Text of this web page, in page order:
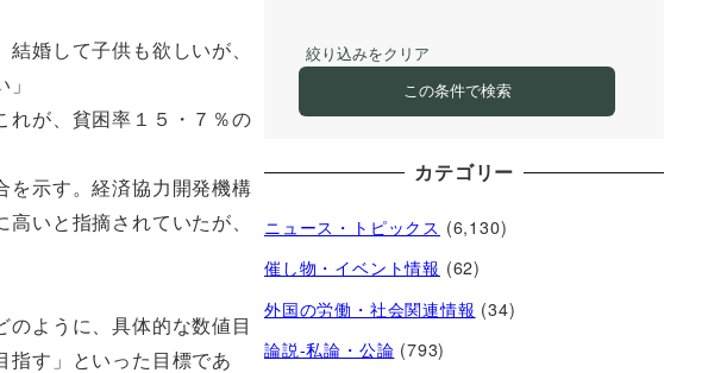
婚して子供も欲しいが、
れが、貧困率１５・７％の
を示す。経済協力開発機構
いと指摘されていたが、
ように、具体的な数値目
指す」といった目標であ
絞り込みをクリア
この条件で検索
カテゴリー
ニュース・トピックス (6,130)
催し物・イベント情報 (62)
外国の労働・社会関連情報 (34)
論説-私論・公論 (793)